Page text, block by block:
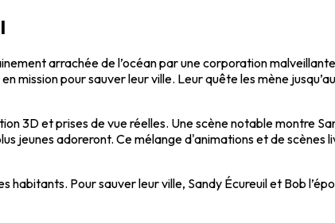
arrachée de l’océan par une corporation
pour sauver leur ville. Leur quête les mène
3D et prises de vue réelles. Une scène notable montre
jeunes adoreront. Ce mélange d'animations et de scènes
Pour sauver leur ville, Sandy Écureuil et Bob